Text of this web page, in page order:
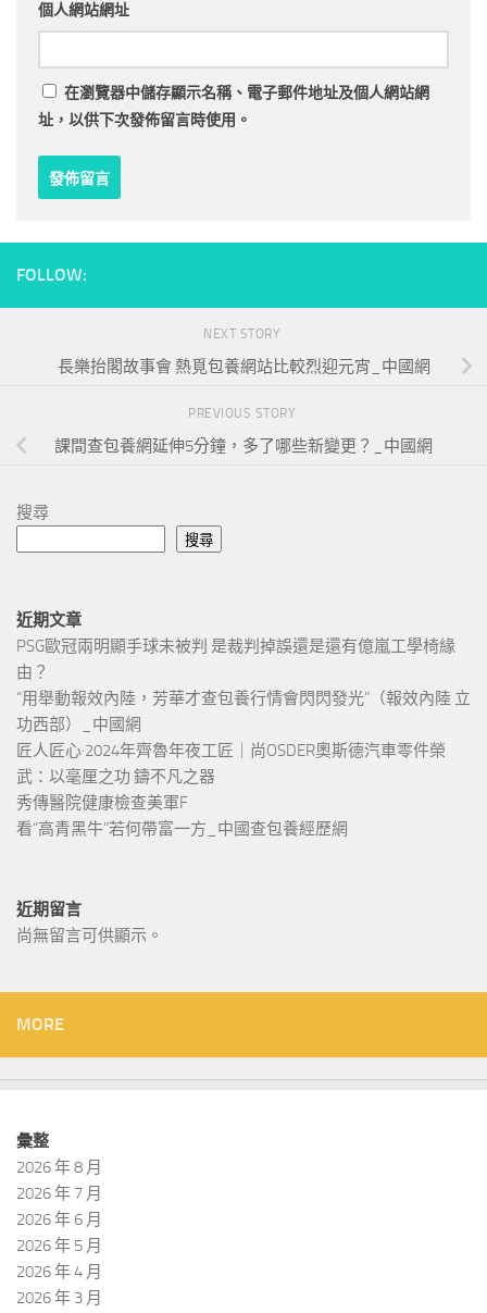
個人網站網址
在瀏覽器中儲存顯示名稱、電子郵件地址及個人網站網
址，以供下次發佈留言時使用。
FOLLOW:
NEXT STORY
長樂抬閣故事會 熱覓包養網站比較烈迎元宵_中國網
PREVIOUS STORY
課間查包養網延伸5分鐘，多了哪些新變更？_中國網
搜尋
搜尋
近期文章
PSG歐冠兩明顯手球未被判 是裁判掉誤還是還有億嵐工學椅緣
由？
“用舉動報效內陸，芳華才查包養行情會閃閃發光”（報效內陸 立
功西部）_中國網
匠人匠心·2024年齊魯年夜工匠｜尚OSDER奧斯德汽車零件榮
武：以毫厘之功 鑄不凡之器
秀傳醫院健康檢查美軍F
看“高青黑牛”若何帶富一方_中國查包養經歷網
近期留言
尚無留言可供顯示。
MORE
彙整
2026 年 8 月
2026 年 7 月
2026 年 6 月
2026 年 5 月
2026 年 4 月
2026 年 3 月